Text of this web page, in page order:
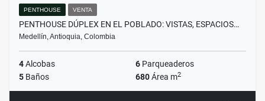
PENTHOUSE VENTA
PENTHOUSE DÚPLEX EN EL POBLADO: VISTAS, ESPACIOS…
Medellín, Antioquia, Colombia
4Alcobas 6 Parqueaderos
5 Baños 680Área m2